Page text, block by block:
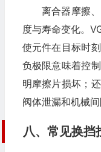
离合器摩擦
度与寿命变化。
使元件在目标时
负极限意味着控
明摩擦片损坏；
阀体泄漏和机械间
八、常见换挡